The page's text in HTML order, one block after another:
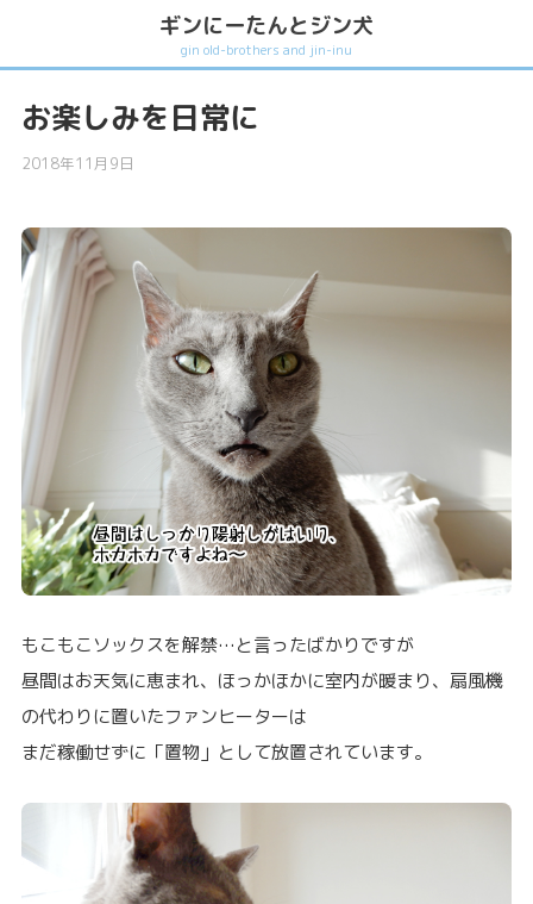
ギンにーたんとジン犬
gin old-brothers and jin-inu
お楽しみを日常に
2018年11月9日
もこもこソックスを解禁…と言ったばかりですが
昼間はお天気に恵まれ、ほっかほかに室内が暖まり、扇風機
の代わりに置いたファンヒーターは
まだ稼働せずに「置物」として放置されています。